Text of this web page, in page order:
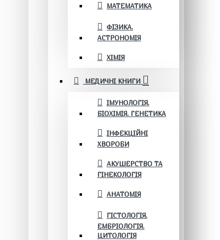
МАТЕМАТИКА
ФІЗИКА.
АСТРОНОМІЯ
ХІМІЯ
МЕДИЧНІ КНИГИ
ІМУНОЛОГІЯ.
БІОХІМІЯ. ГЕНЕТИКА
ІНФЕКЦІЙНІ
ХВОРОБИ
АКУШЕРСТВО ТА
ГІНЕКОЛОГІЯ
АНАТОМІЯ
ГІСТОЛОГІЯ.
ЕМБРІОЛОГІЯ.
ЦИТОЛОГІЯ